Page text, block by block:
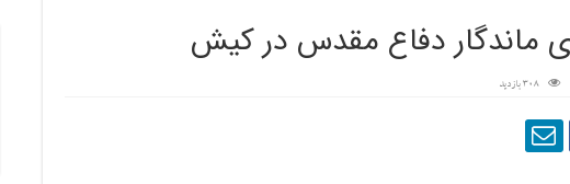
ماندگار دفاع مقدس در کیش
308 بازدید